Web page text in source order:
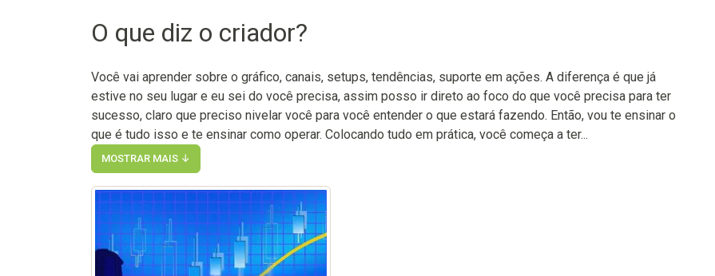
O que diz o criador?
Você vai aprender sobre o gráfico, canais, setups, tendências, suporte em ações. A diferença é que já
estive no seu lugar e eu sei do você precisa, assim posso ir direto ao foco do que você precisa para ter
sucesso, claro que preciso nivelar você para você entender o que estará fazendo. Então, vou te ensinar o
que é tudo isso e te ensinar como operar. Colocando tudo em prática, você começa a ter...
MOSTRAR MAIS ↓